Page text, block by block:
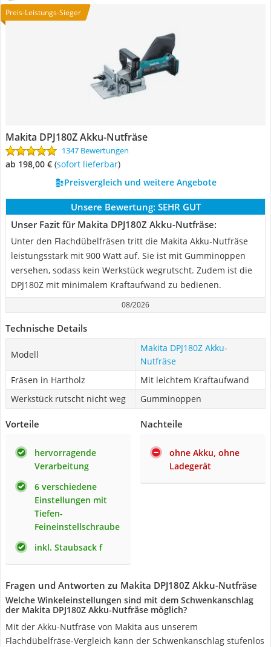
Preis-Leistungs-Sieger
Makita DPJ180Z Akku-Nutfräse
1347 Bewertungen
ab 198,00 € ( Sofort lieferbar)
Preisvergleich und weitere Angebote
Unsere Bewertung: SEHR GUT
Unser Fazit für Makita DPJ180Z Akku-Nutfräse:
Unter den Flachdübelfräsen tritt die Makita Akku-Nutfräse
leistungsstark mit 900 Watt auf. Sie ist mit Gumminoppen
versehen, sodass kein Werkstück wegrutscht. Zudem ist die
DPJ180Z mit minimalem Kraftaufwand zu bedienen.
08/2026
Technische Details
Modell
Makita DPJ180Z Akku-
Nutfräse
Fräsen in Hartholz
Mit leichtem Kraftaufwand
Werkstück rutscht nicht weg
Gumminoppen
Vorteile
hervorragende
Verarbeitung
6 verschiedene
Einstellungen mit
Tiefen-
Feineinstellschraube
inkl. Staubsack f
Nachteile
ohne Akku, ohne
Ladegerät
Fragen und Antworten zu Makita DPJ180Z Akku-Nutfräse
Welche Winkeleinstellungen sind mit dem Schwenkanschlag
der Makita DPJ180Z Akku-Nutfräse möglich?
Mit der Akku-Nutfräse von Makita aus unserem
Flachdübelfräse-Vergleich kann der Schwenkanschlag stufenlos